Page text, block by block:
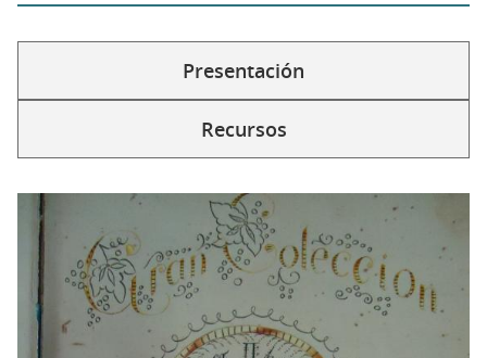
Solapas
secundarias
Presentación
Recursos